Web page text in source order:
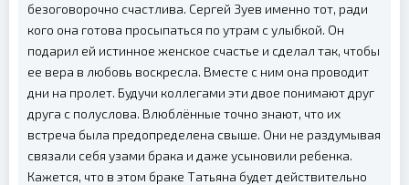
безоговорочно счастлива. Сергей Зуев именно тот, ради
кого она готова просыпаться по утрам с улыбкой. Он
подарил ей истинное женское счастье и сделал так, чтобы
ее вера в любовь воскресла. Вместе с ним она проводит
дни на пролет. Будучи коллегами эти двое понимают друг
друга с полуслова. Влюблённые точно знают, что их
встреча была предопределена свыше. Они не раздумывая
связали себя узами брака и даже усыновили ребенка.
Кажется, что в этом браке Татьяна будет действительно